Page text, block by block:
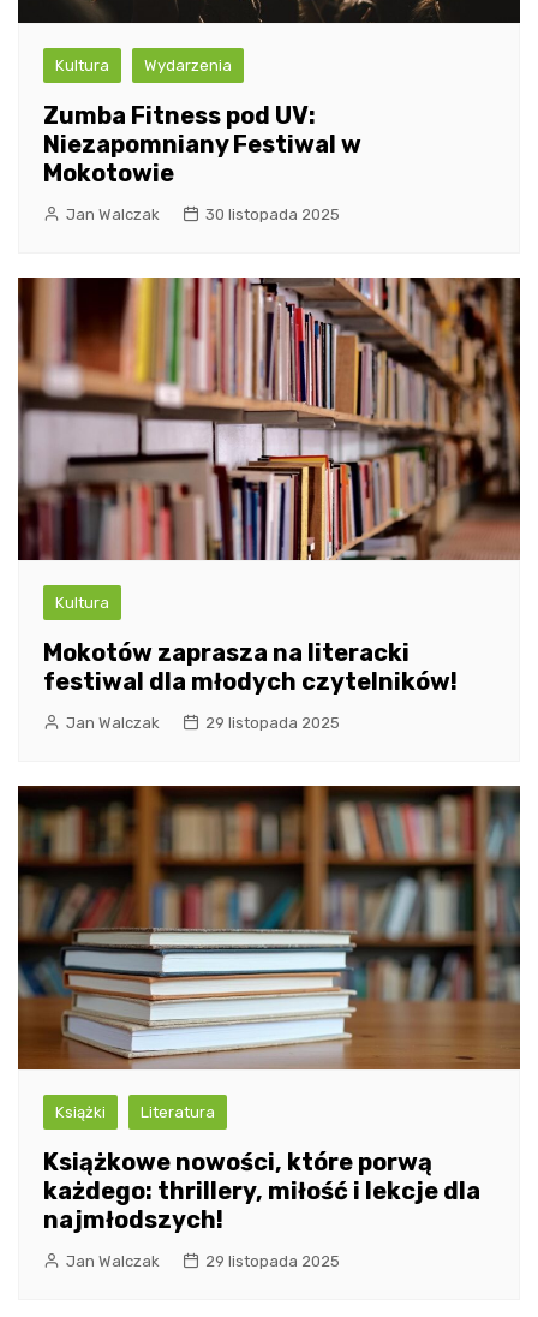
Kultura Wydarzenia
Zumba Fitness pod UV:
Niezapomniany Festiwal w
Mokotowie
Jan Walczak 30 listopada 2025
Kultura
Mokotów zaprasza na literacki
festiwal dla młodych czytelników!
Jan Walczak 29 listopada 2025
Książki Literatura
Książkowe nowości, które porwą
każdego: thrillery, miłość i lekcje dla
najmłodszych!
Jan Walczak 29 listopada 2025